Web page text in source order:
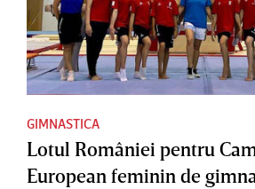
GIMNASTICA
Lotul României pentru
European feminin de